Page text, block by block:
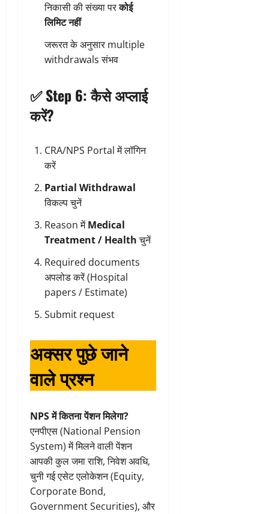
निकासी की संख्या परकोई
लिमिट नहीं
जरूरत के अनुसार multiple
withdrawals संभव
✅ Step 6: कैसे अप्लाई
करें?
CRA/NPS Portal में लॉगिन
करें
Partial Withdrawal
विकल्प चुनें
Reason मेंMedical
Treatment / Healthचुनें
Required documents
अपलोड करें (Hospital
papers / Estimate)
Submit request
अक्सर पुछे जाने
वाले प्रश्न
NPS में कितना पेंशन मिलेगा?
एनपीएस (National Pension
System) में मिलने वाली पेंशन
आपकी कुल जमा राशि, निवेश अवधि,
चुनी गई एसेट एलोकेशन (Equity,
Corporate Bond,
Government Securities), और